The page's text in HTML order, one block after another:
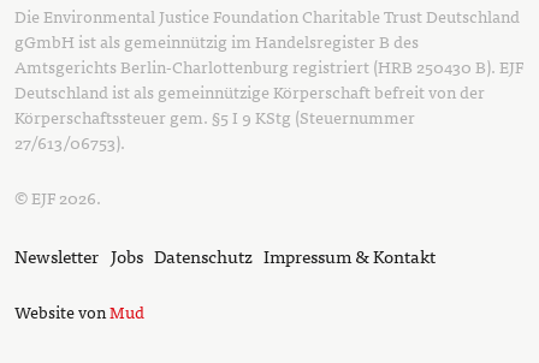
Die Environmental Justice Foundation Charitable Trust Deutschland
gGmbH ist als gemeinnützig im Handelsregister B des
Amtsgerichts Berlin-Charlottenburg registriert (HRB 250430 B). EJF
Deutschland ist als gemeinnützige Körperschaft befreit von der
Körperschaftssteuer gem. §5 I 9 KStg (Steuernummer
27/613/06753).
© EJF 2026.
Newsletter Jobs Datenschutz Impressum & Kontakt
Website vonMud